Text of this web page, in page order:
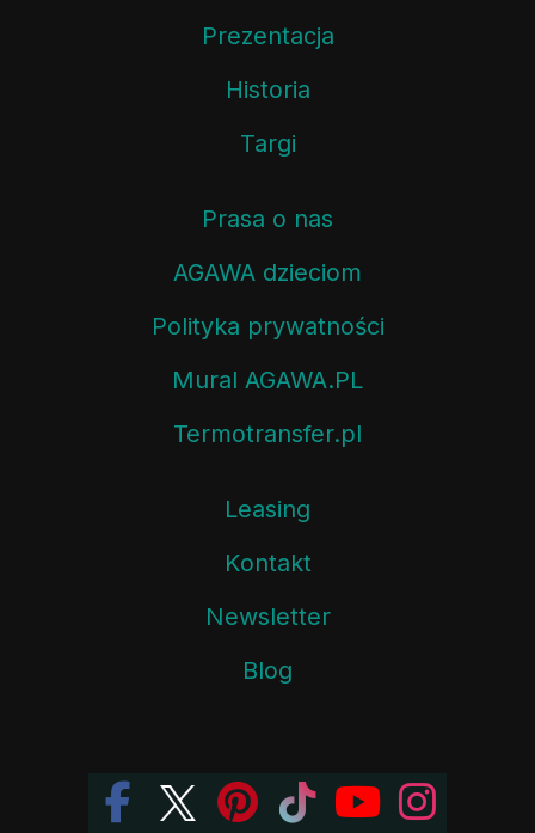
Prezentacja
Historia
Targi
Prasa o nas
AGAWA dzieciom
Polityka prywatności
Mural AGAWA.PL
Termotransfer.pl
Leasing
Kontakt
Newsletter
Blog